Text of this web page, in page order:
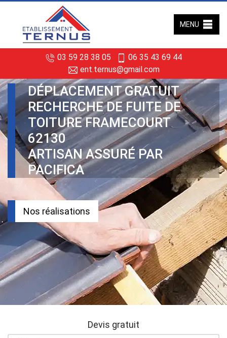
03 59 28 38 05
06 35 43 69 44
ent.ternus@gmail.com
MENU
DÉPLACEMENT GRATUIT
RECHERCHE DE FUITE DE
TOITURE FRAMECOURT
62130
ARTISAN ASSURÉ PAR
PACIFICA
Nos réalisations
Devis gratuit